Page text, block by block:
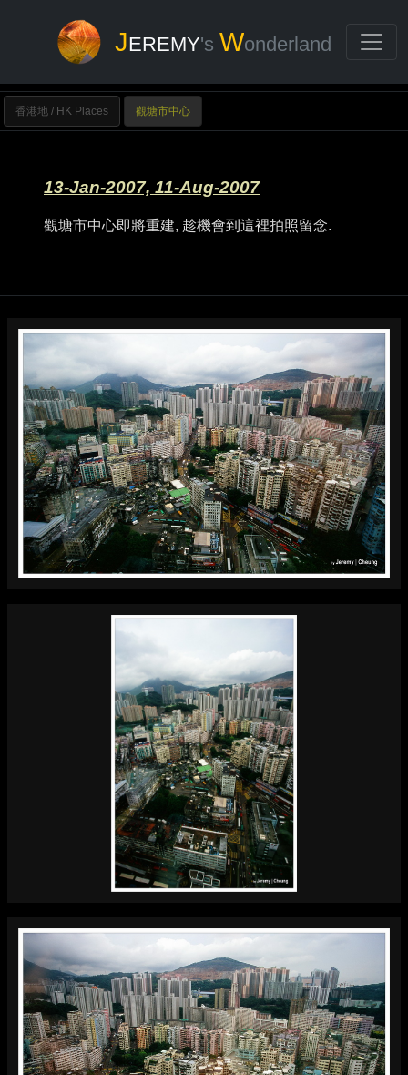
JEREMY's Wonderland
香港地 / HK Places 觀塘市中心
13-Jan-2007, 11-Aug-2007
觀塘市中心即將重建, 趁機會到這裡拍照留念.